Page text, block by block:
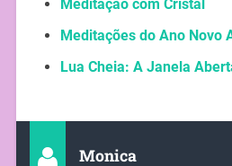
Meditação com Cristal
Meditações do Ano Novo
Lua Cheia: A Janela
Monica